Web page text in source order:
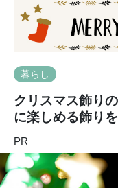
暮らし
クリスマス飾り
に楽しめる飾り
PR